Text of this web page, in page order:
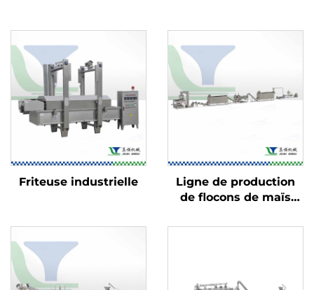
Friteuse industrielle
Ligne de production
de flocons de maïs
déjeuner